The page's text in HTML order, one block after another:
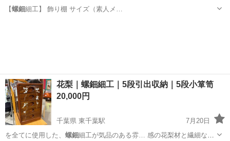
【螺鈿 細工】 飾り棚 サイズ（素人メ…
花梨｜螺鈿細工｜5段引出収納｜5段小箪笥
20,000円
千葉県 東千葉駅
7月20日
を全てに使用した、 螺鈿細工が気品のある雰… 感の花梨材と繊細な螺